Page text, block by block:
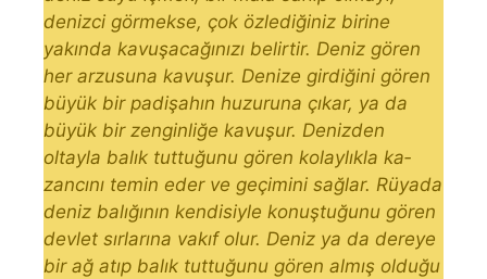
denizci görmekse, çok özlediğiniz birine
yakında kavuşa­cağınızı belirtir. Deniz gö­ren
her arzusuna kavuşur. Denize girdiğini gören
büyük bir padişahın hu­zuruna çıkar, ya da
büyük bir zenginliğe kavuşur. Denizden
oltayla balık tuttuğunu gören kolaylıkla ka­
zancını temin eder ve geçimini sağlar. Rüyada
deniz balığının kendisiyle konuştuğunu gören
devlet sırlarına vakıf olur. Deniz ya da dereye
bir ağ atıp balık tuttuğunu gören almış olduğu